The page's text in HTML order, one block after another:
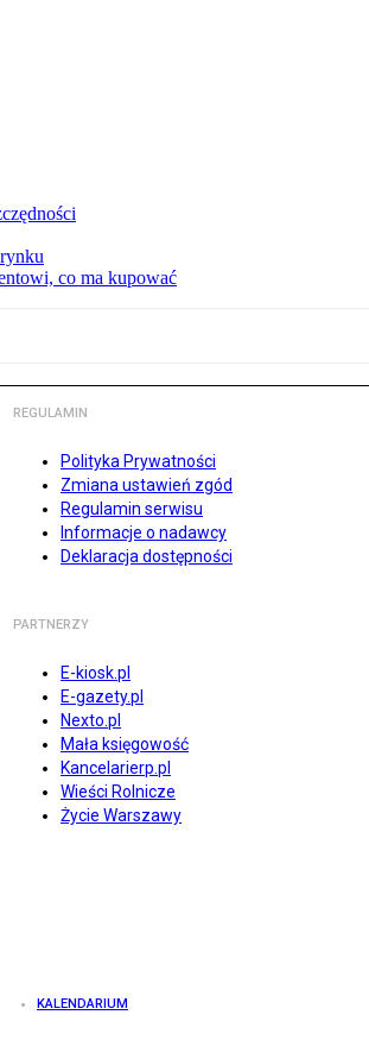
co ma kupować
REGULAMIN
Polityka Prywatności
Zmiana ustawień zgód
Regulamin serwisu
Informacje o nadawcy
Deklaracja dostępności
PARTNERZY
E-kiosk.pl
E-gazety.pl
Nexto.pl
Mała księgowość
Kancelarierp.pl
Wieści Rolnicze
Życie Warszawy
KALENDARIUM